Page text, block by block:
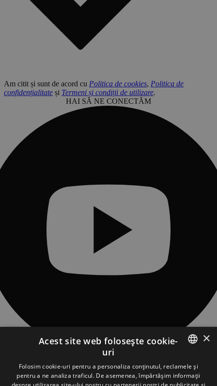
Am citit și sunt de acord cu Politica de cookies, Politica de
confidențialitate și Termeni și condiții de utilizare.
HAI SĂ NE CONECTĂM
Sat Piatra Fântânele, Str. Obcioara nr.97, Comuna Tiha Bârgăului,
427363, jud. Bistrița-Năsăud, România
ROMANIAN
×
Acest site web folosește cookie-
uri
Folosim cookie-uri pentru a personaliza conținutul, reclamele și
pentru a ne analiza traficul. De asemenea, împărtășim informații